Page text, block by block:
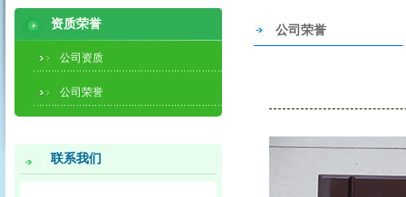
资质荣誉
公司资质
公司荣誉
联系我们
公司荣誉